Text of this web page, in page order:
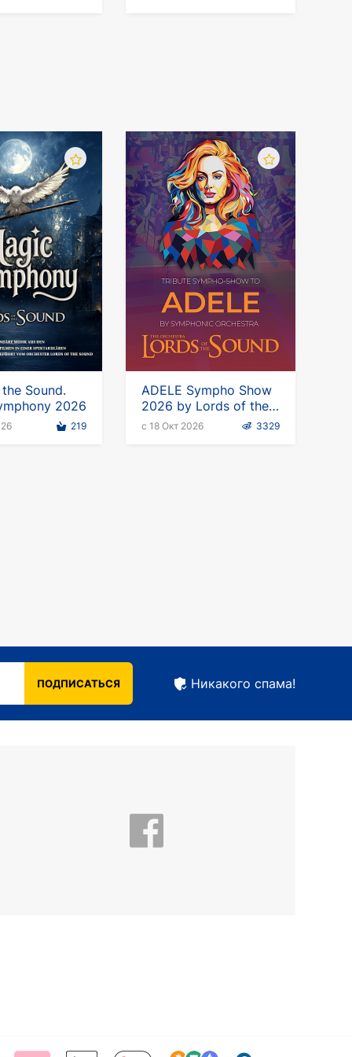
Sound.
2026
219
ADELE Sympho Show
2026 by Lords of the
Sound
с 18 Окт 2026 3329
ПОДПИСАТЬСЯ Никакого спама!